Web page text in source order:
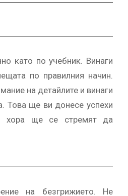
като по учебник. Винаги
по правилния начин.
на детайлите и винаги
Това ще ви донесе успехи
хора ще се стремят да
на безгрижието. Не